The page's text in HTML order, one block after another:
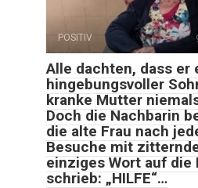
POSITIV
Alle dachten, dass er
hingebungsvoller
kranke Mutter
Doch die Nachbarin
die alte Frau nach
Besuche mit
einziges Wort auf die
schrieb: „HILFE“…